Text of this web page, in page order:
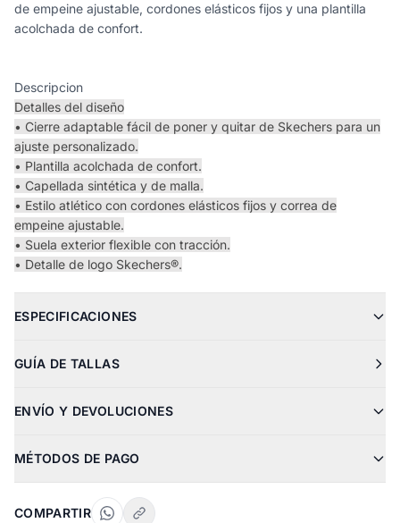
de empeine ajustable, cordones elásticos fijos y una plantilla
acolchada de confort.
Descripcion
Detalles del diseño
• Cierre adaptable fácil de poner y quitar de Skechers para un
ajuste personalizado.
• Plantilla acolchada de confort.
• Capellada sintética y de malla.
• Estilo atlético con cordones elásticos fijos y correa de
empeine ajustable.
• Suela exterior flexible con tracción.
• Detalle de logo Skechers®.
ESPECIFICACIONES
GUÍA DE TALLAS
ENVÍO Y DEVOLUCIONES
MÉTODOS DE PAGO
COMPARTIR